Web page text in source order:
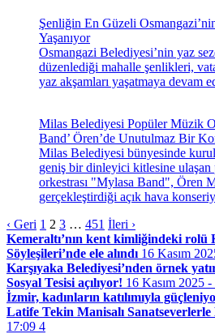
Şenliğin En Güzeli
Yaşanıyor
Osmangazi Belediyesi’nin yaz
düzenlediği mahalle şenlikleri,
yaz akşamları yaşatmaya devam
Milas Belediyesi Popüler Müzik
Band’ Ören’de Unutulmaz Bir
Milas Belediyesi bünyesinde
geniş bir dinleyici kitlesine
orkestrası "Mylasa Band", Ören
gerçekleştirdiği açık hava
‹ Geri 1 2 3 … 451 İleri ›
Kemeraltı’nın kent kimliğindeki
Söyleşileri’nde ele alındı 16 Kasım
Karşıyaka Belediyesi’nden örnek
Sosyal Tesisi açılıyor! 16 Kasım 2025
İzmir, kadınların katılımıyla
Latife Tekin Manisalı Sanatseverlerle
17:09 4